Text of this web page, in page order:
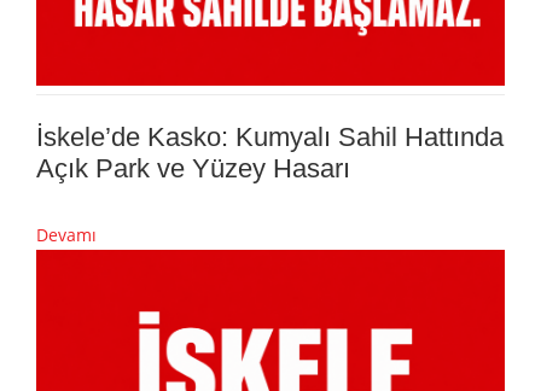
İskele’de Kasko: Kumyalı Sahil Hattında
Açık Park ve Yüzey Hasarı
Devamı